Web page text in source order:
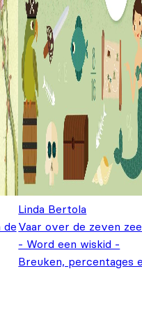
de
Linda Bertola
Vaar over de zeven
- Word een wiskid -
Breuken, percentages